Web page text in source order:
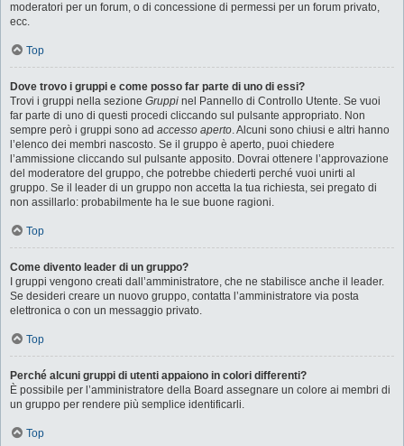
moderatori per un forum, o di concessione di permessi per un forum privato,
ecc.
Top
Dove trovo i gruppi e come posso far parte di uno di essi?
Trovi i gruppi nella sezione Gruppi nel Pannello di Controllo Utente. Se vuoi
far parte di uno di questi procedi cliccando sul pulsante appropriato. Non
sempre però i gruppi sono ad accesso aperto. Alcuni sono chiusi e altri hanno
l’elenco dei membri nascosto. Se il gruppo è aperto, puoi chiedere
l’ammissione cliccando sul pulsante apposito. Dovrai ottenere l’approvazione
del moderatore del gruppo, che potrebbe chiederti perché vuoi unirti al
gruppo. Se il leader di un gruppo non accetta la tua richiesta, sei pregato di
non assillarlo: probabilmente ha le sue buone ragioni.
Top
Come divento leader di un gruppo?
I gruppi vengono creati dall’amministratore, che ne stabilisce anche il leader.
Se desideri creare un nuovo gruppo, contatta l’amministratore via posta
elettronica o con un messaggio privato.
Top
Perché alcuni gruppi di utenti appaiono in colori differenti?
È possibile per l’amministratore della Board assegnare un colore ai membri di
un gruppo per rendere più semplice identificarli.
Top